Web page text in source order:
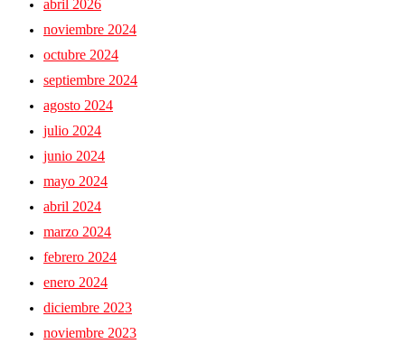
abril 2026
noviembre 2024
octubre 2024
septiembre 2024
agosto 2024
julio 2024
junio 2024
mayo 2024
abril 2024
marzo 2024
febrero 2024
enero 2024
diciembre 2023
noviembre 2023